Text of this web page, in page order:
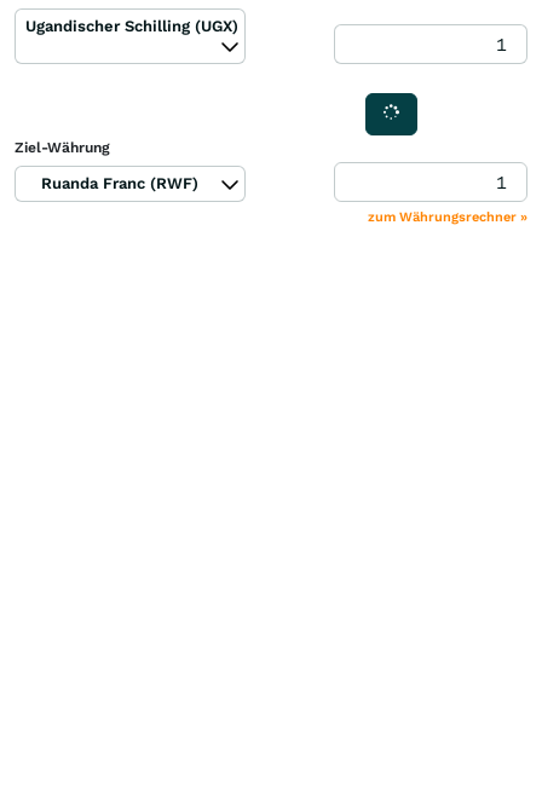
Ugandischer Schilling (UGX)
Ziel-Währung
Ruanda Franc (RWF)
zum Währungsrechner »